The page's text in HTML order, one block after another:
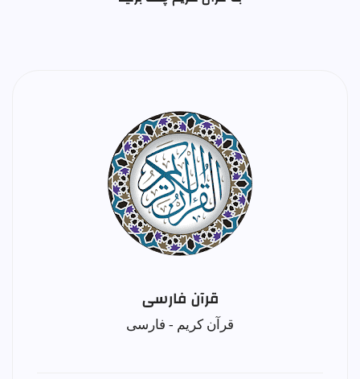
قرآن فارسی
قرآن کریم - فارسی